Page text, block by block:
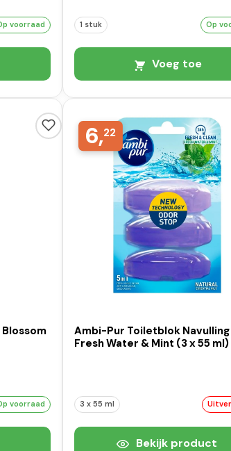
voorraad 1 stuk Op
Voeg toe
voorraad
6,22
Ambi-Pur Toiletblok Navulling
Fresh Water & Mint (3 x 55 ml)
3 x 55 ml
Bekijk product